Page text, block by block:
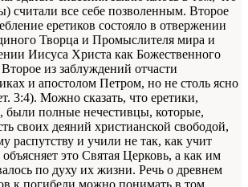
считали все себе позволенным. Второе
еретиков состояло в отвержении
Творца и Промыслителя мира и
Иисуса Христа как Божественного
из заблуждений отчасти
и апостолом Петром, но не столь ясно
3:4). Можно сказать, что еретики,
были полные нечестивцы, которые,
своих деяний христианской свободой,
распутству и учили не так, как учит
это Святая Церковь, а как им
по духу их жизни. Речь о древнем